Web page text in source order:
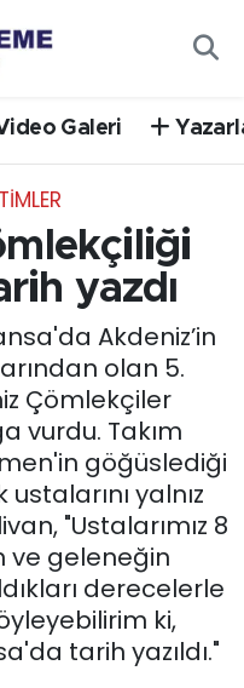
Galeri
yazdı
Akdeniz’in
olan 5.
Çömlekçiler
vurdu. Takım
göğüslediği
yalnız
"Ustalarımız 8
ve geleneğin
derecelerle
ki,
tarih yazıldı."
ve Fikstür